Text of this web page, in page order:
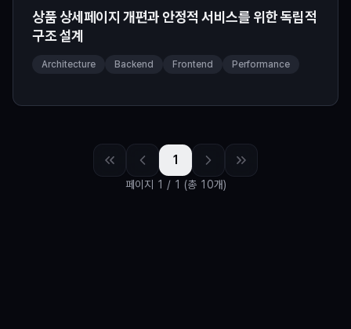
상품 상세페이지 개편과 안정적 서비스를 위한 독립적
구조 설계
Architecture Backend Frontend Performance
1
페이지 1 / 1 (총 10개)